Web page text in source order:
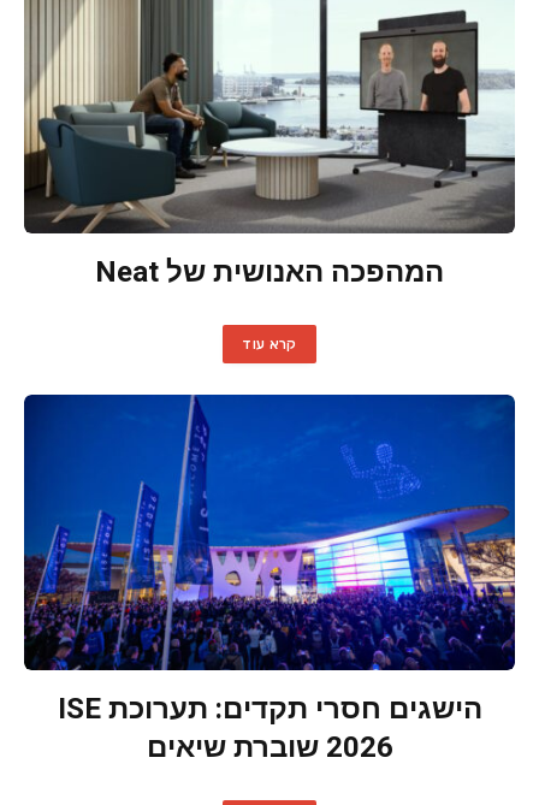
המהפכה האנושית של Neat
קרא עוד
הישגים חסרי תקדים: תערוכת ISE
2026 שוברת שיאים